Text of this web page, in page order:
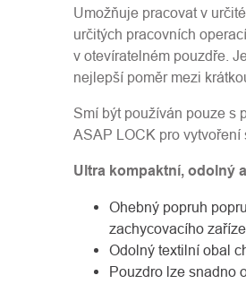
Umožňuje pracovat v
určitých pracovních
v otevíratelném pouzdře.
nejlepší poměr mezi
Smí být používán pouze s
ASAP LOCK pro vytvoření
Ultra kompaktní, odolný
Ohebný popruh
zachycovacího
Odolný textilní obal
Pouzdro lze snadno